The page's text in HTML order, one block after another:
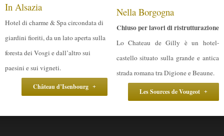
In Alsazia
Hotel di charme & Spa circondata di
giardini fioriti, da un lato aperta sulla
foresta dei Vosgi e dall’altro sui
paesini e sui vigneti.
Château d’Isenbourg
Nella Borgogna
Chiuso per lavori di ristrutturazione
Lo Chateau de Gilly è un hotel-
castello situato sulla grande e antica
strada romana tra Digione e Beaune.
Les Sources de Vougeot